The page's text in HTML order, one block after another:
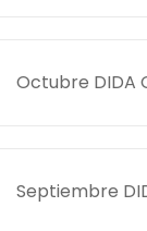
Octubre DIDA
Septiembre